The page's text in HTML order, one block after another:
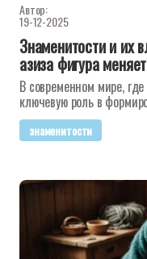
Автор:
19-12-2025
Знаменитости и их
азиза фигура
В современном мире,
ключевую роль в
знаменитости